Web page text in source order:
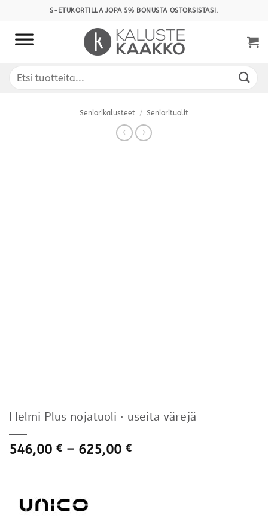
content
S-ETUKORTILLA JOPA 5% BONUSTA OSTOKSISTASI.
Etsi:
Seniorikalusteet / Seniorituolit
Helmi Plus nojatuoli · useita värejä
546,00 € – 625,00 €Hintaluokka: